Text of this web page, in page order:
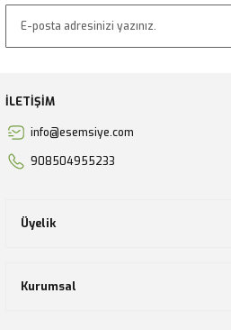
İLETİŞİM
info@esemsiye.com
908504955233
Üyelik
Kurumsal